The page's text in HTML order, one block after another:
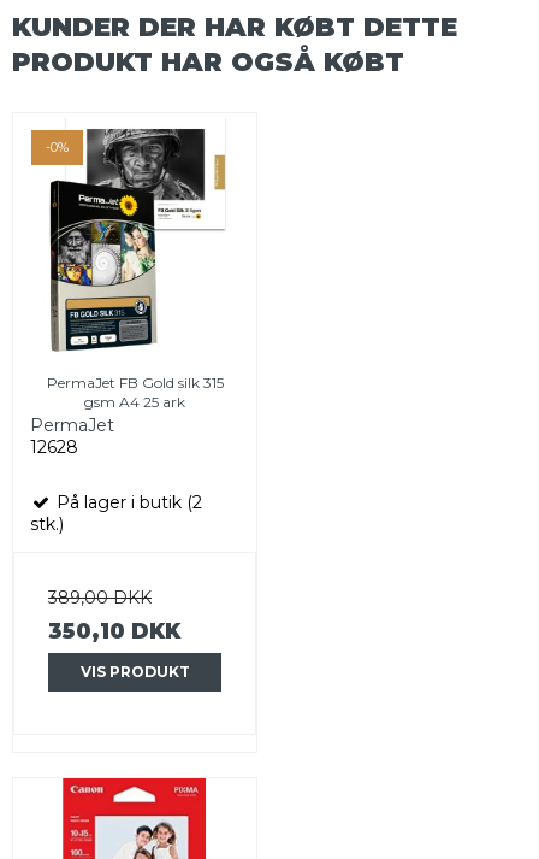
KUNDER DER HAR KØBT DETTE
PRODUKT HAR OGSÅ KØBT
-0%
PermaJet FB Gold silk 315
gsm A4 25 ark
PermaJet
12628
På lager i butik (2
stk.)
389,00 DKK
350,10 DKK
VIS PRODUKT